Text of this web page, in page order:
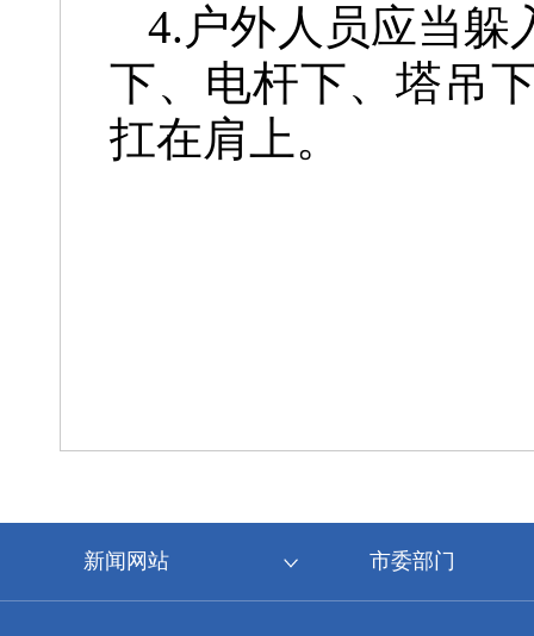
4.户外人员应当躲
下、电杆下、塔吊
扛在肩上。
新闻网站 市委部门